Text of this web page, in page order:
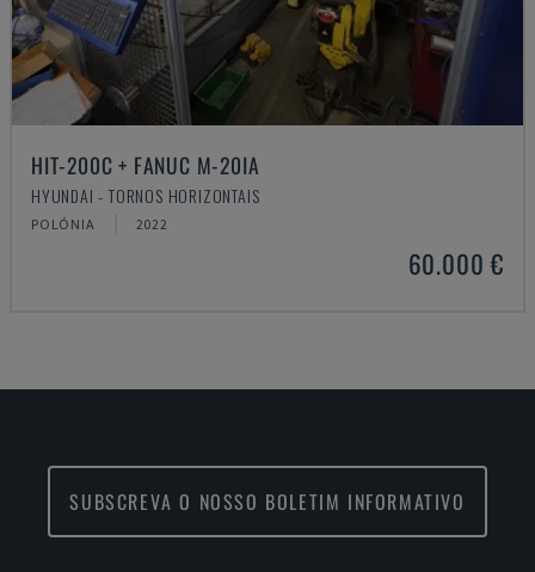
HIT-200C + FANUC M-20IA
HYUNDAI - TORNOS HORIZONTAIS
POLÓNIA 2022
60.000 €
SUBSCREVA O NOSSO BOLETIM INFORMATIVO